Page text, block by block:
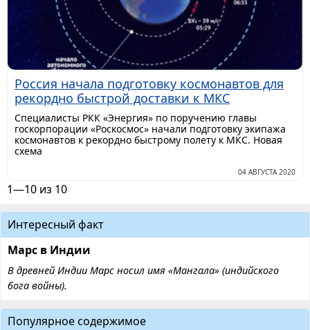
Россия начала подготовку космонавтов для
рекордно быстрой доставки к МКС
Специалисты РКК «Энергия» по поручению главы
госкорпорации «Роскосмос» начали подготовку экипажа
космонавтов к рекордно быстрому полету к МКС. Новая
схема
04 АВГУСТА 2020
1—10 из 10
Интересный факт
Марс в Индии
В древней Индии Марс носил имя «Мангала» (индийского
бога войны).
Популярное содержимое